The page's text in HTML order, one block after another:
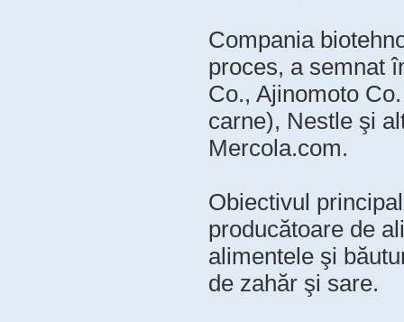
Compania
proces, a semnat
Co., Ajinomoto
carne), Nestle şi
Mercola.com.
Obiectivul
producătoare de
alimentele şi
de zahăr şi sare.